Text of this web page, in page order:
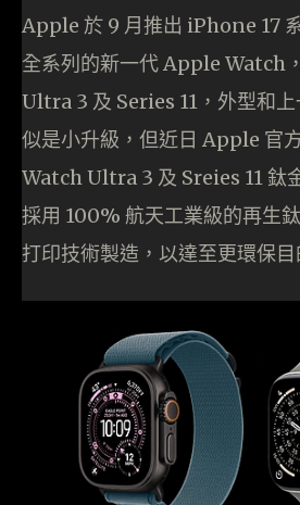
Apple 於 9 月推出 iPhone 17
全系列的新一代 Apple Watch
Ultra 3 及 Series 11，外型和
似是小升級，但近日 Apple 官
Watch Ultra 3 及 Sreies 11 鈦
採用 100% 航天工業級的再生
打印技術製造，以達至更環保目